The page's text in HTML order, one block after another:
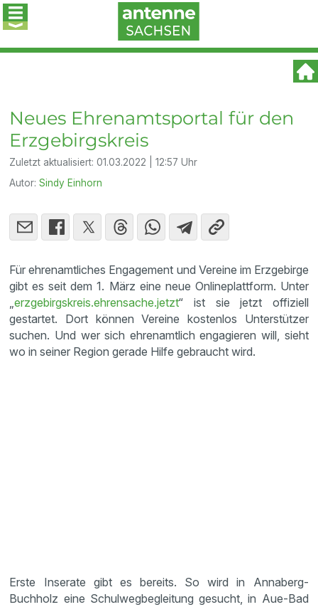
Neues Ehrenamtsportal für den
Erzgebirgskreis
Zuletzt aktualisiert:01.03.2022 | 12:57 Uhr
Autor:Sindy Einhorn
Für ehrenamtliches Engagement und Vereine im Erzgebirge
gibt es seit dem 1. März eine neue Onlineplattform. Unter
„erzgebirgskreis.ehrensache.jetzt“ ist sie jetzt offiziell
gestartet. Dort können Vereine kostenlos Unterstützer
suchen. Und wer sich ehrenamtlich engagieren will, sieht
wo in seiner Region gerade Hilfe gebraucht wird.
Erste Inserate gibt es bereits. So wird in Annaberg-
Buchholz eine Schulwegbegleitung gesucht, in Aue-Bad